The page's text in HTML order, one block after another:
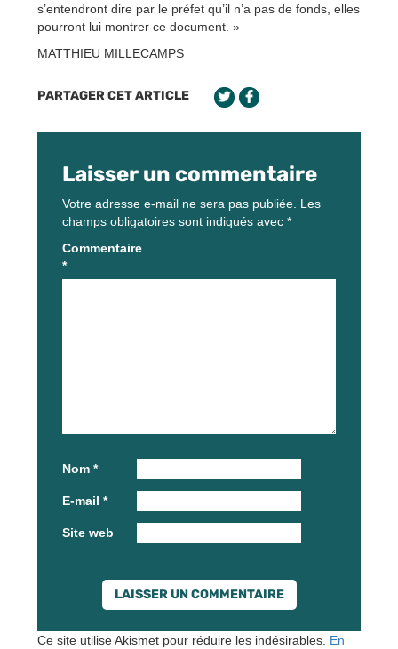
s’entendront dire par le préfet qu’il n’a pas de fonds, elles
pourront lui montrer ce document. »
MATTHIEU MILLECAMPS
PARTAGER CET ARTICLE
Laisser un commentaire
Votre adresse e-mail ne sera pas publiée. Les
champs obligatoires sont indiqués avec *
Commentaire
*
Nom *
E-mail *
Site web
Ce site utilise Akismet pour réduire les indésirables. En